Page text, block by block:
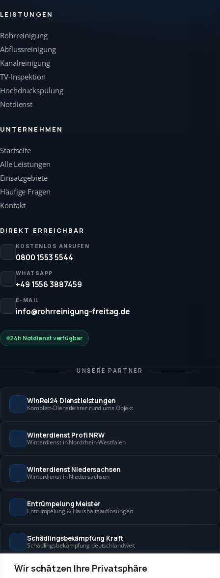
Wir schätzen Ihre Privatsphäre
LEISTUNGEN
Rohrreinigung
Abflussreinigung
Kanalreinigung
TV-Inspektion
Hochdruckspülung
Notdienst
UNTERNEHMEN
Startseite
Alle Leistungen
Einsatzgebiete
Häufige Fragen
Kontakt
DIREKT ERREICHBAR
KOSTENLOS ANRUFEN
0800 1553 5544
WHATSAPP
+49 1556 3887459
E-MAIL
info@rohrreinigung-freitag.de
24h Notdienst verfügbar
UNSERE PARTNER
WinRei24 Dienstleistungen
Komplett-Dienstleister rund ums Objekt
Winterdienst Profi NRW
Winterdienst in Nordrhein-Westfalen
Winterdienst Niedersachsen
Winterdienst in Niedersachsen
Entrümpelung Meister
Entrümpelung & Haushaltsauflösungen
Schädlingsbekämpfung Kraft
Schädlingsbekämpfung deutschlandweit
Hanse Objektservice